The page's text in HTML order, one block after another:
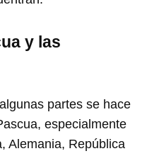
y las
partes se hace
especialmente
Alemania, República